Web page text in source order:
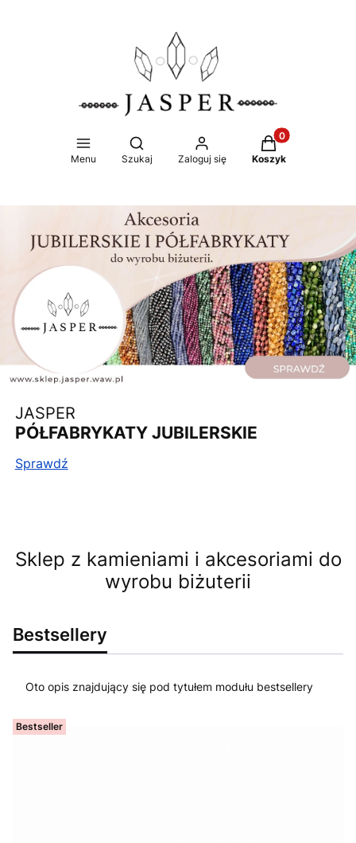
Menu
Otwórz wyszukiwarkę
Szukaj Zaloguj się
Produkty w
Koszyk
JASPER
PÓŁFABRYKATY JUBILERSKIE
Sprawdź
Sklep z kamieniami i akcesoriami do
wyrobu biżuterii
Bestsellery
Oto opis znajdujący się pod tytułem modułu bestsellery
Bestseller